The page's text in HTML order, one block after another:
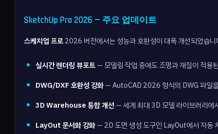
SketchUp Pro 2026 — 주요 업데이트
스케치업 프로2026 버전에서는 성능과 호환성이 대폭 개선되었습니
실시간 렌더링 뷰포트— 모델링 작업 중에도 조명과 재질이 적용
DWG/DXF 호환성 강화— AutoCAD 2026 형식의 DWG 파일을
3D Warehouse 통합 개선 — 세계 최대 3D 모델 라이브러리에
LayOut 문서화 강화— 2D 도면 생성 도구인 LayOut에서 자동